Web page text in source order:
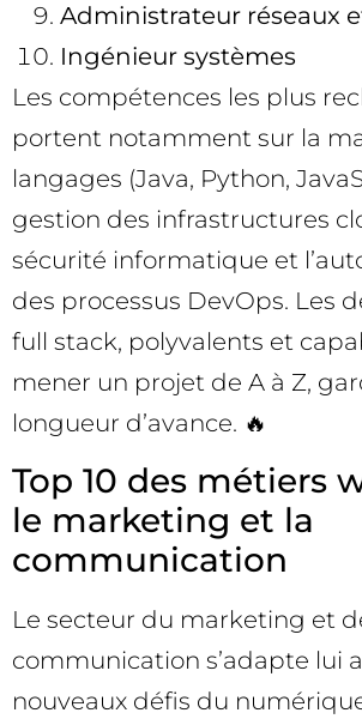
Administrateur réseaux
Ingénieur systèmes
Les compétences les plus
portent notamment sur la
langages (Java, Python,
gestion des infrastructures
sécurité informatique et
des processus DevOps. Les
full stack, polyvalents et
mener un projet de A à Z,
longueur d’avance. 🔥
Top 10 des métiers
le marketing et la
communication
Le secteur du marketing et
communication s’adapte lui
nouveaux défis du